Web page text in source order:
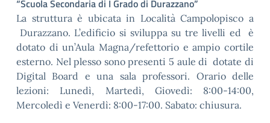
“Scuola Secondaria di I Grado di Durazzano”
La struttura è ubicata in Località Campolopisco a
Durazzano. L’edificio si sviluppa su tre livelli ed è
dotato di un’Aula Magna/refettorio e ampio cortile
esterno. Nel plesso sono presenti 5 aule di dotate di
Digital Board e una sala professori. Orario delle
lezioni: Lunedì, Martedì, Giovedì: 8:00-14:00,
Mercoledì e Venerdì: 8:00-17:00. Sabato: chiusura.